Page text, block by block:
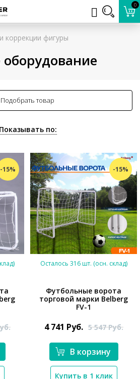
0
коррекции фигуры
Подобрать товар
Показывать по:
-15% -15%
*}
Осталось 316 шт. (осн. склад)
Футбольные ворота
торговой марки Belberg
FV-1
4 741 Руб. 5 547Руб.
В корзину
Купить в 1 клик